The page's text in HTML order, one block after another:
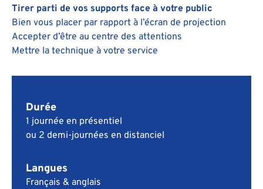
Tirer parti de vos supports face à votre public
Bien vous placer par rapport à l’écran de projection
Accepter d’être au centre des attentions
Mettre la technique à votre service
Durée
1 journée en présentiel
ou 2 demi-journées en distanciel
Langues
Français & anglais